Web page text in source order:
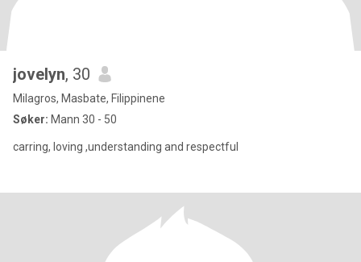
jovelyn, 30
Milagros, Masbate, Filippinene
Søker: Mann 30 - 50
carring, loving ,understanding and respectful